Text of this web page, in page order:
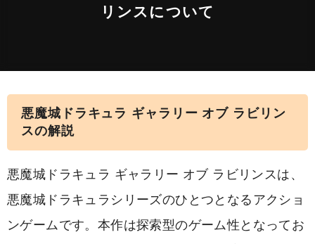
リンスについて
悪魔城ドラキュラ ギャラリー オブ ラビリン
スの解説
悪魔城ドラキュラ ギャラリー オブ ラビリンスは、
悪魔城ドラキュラシリーズのひとつとなるアクショ
ンゲームです。本作は探索型のゲーム性となってお